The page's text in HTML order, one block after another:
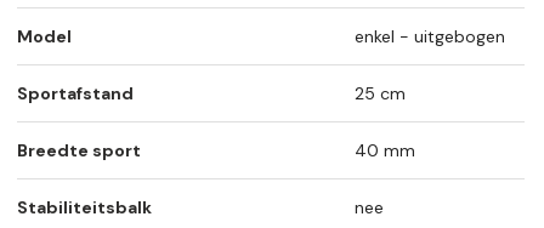
Model enkel - uitgebogen
Sportafstand 25 cm
Breedte sport 40 mm
Stabiliteitsbalk nee